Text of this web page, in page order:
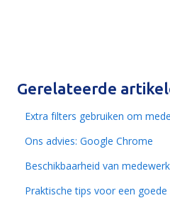
Gerelateerde
Extra filters gebruiken om
Ons advies: Google Chrome
Beschikbaarheid van
Praktische tips voor een